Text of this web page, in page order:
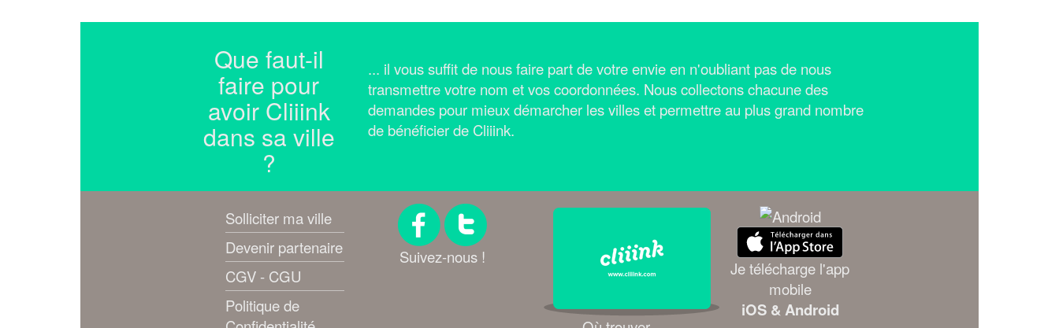
Que faut-il
faire pour
avoir Cliiink
dans sa ville
?
... il vous suffit de nous faire part de votre envie en n'oubliant pas de nous
transmettre votre nom et vos coordonnées. Nous collectons chacune des
demandes pour mieux démarcher les villes et permettre au plus grand nombre
de bénéficier de Cliiink.
Solliciter ma ville
Devenir partenaire
CGV - CGU
Politique de
Suivez-nous !
Je télécharge l'app
mobile
iOS & Android